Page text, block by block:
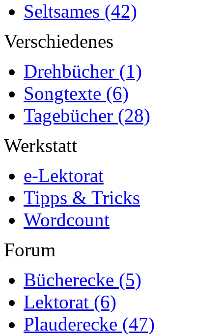
Seltsames (42)
Verschiedenes
Drehbücher (1)
Songtexte (6)
Tagebücher (28)
Werkstatt
e-Lektorat
Tipps & Tricks
Wordcount
Forum
Bücherecke (5)
Lektorat (6)
Plauderecke (47)